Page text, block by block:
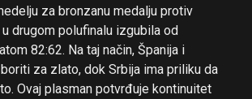
za bronzanu medalju protiv
drugom polufinalu izgubila od
82:62. Na taj način, Španija i
za zlato, dok Srbija ima priliku da
Ovaj plasman potvrđuje kontinuitet